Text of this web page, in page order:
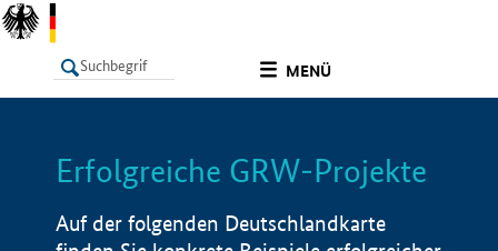
MENÜ
LISTE Info
Erfolgreiche GRW-Projekte
Auf der folgenden Deutschlandkarte